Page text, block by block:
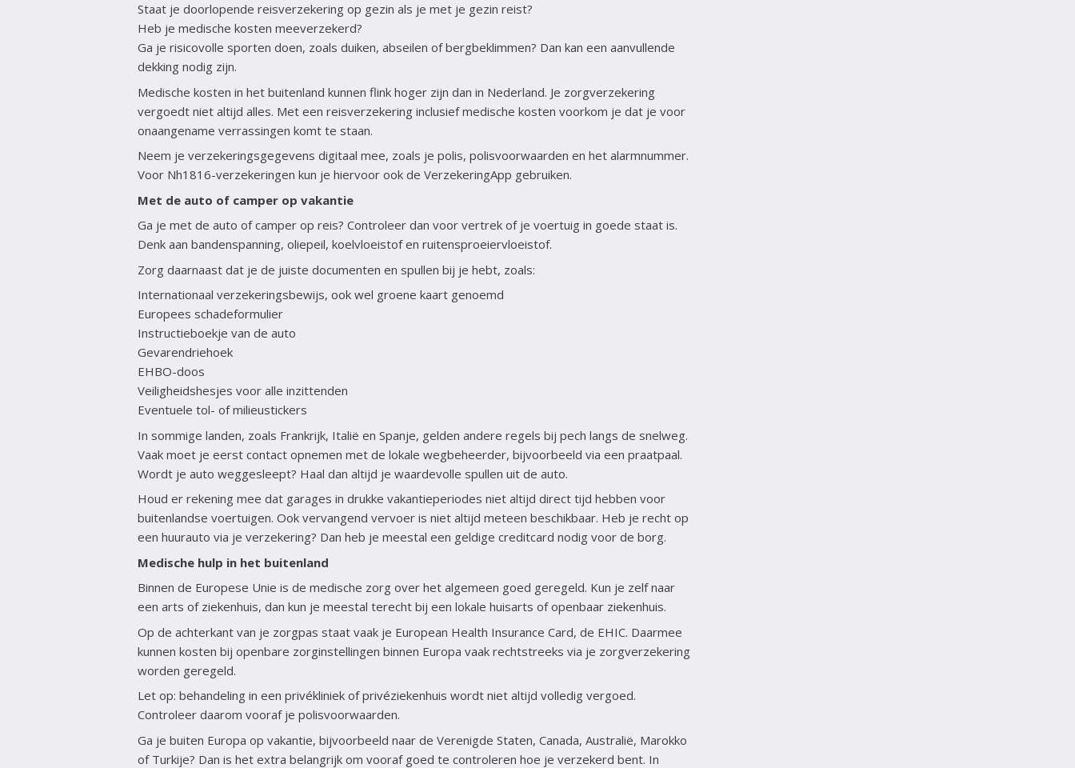
Staat je doorlopende reisverzekering op gezin als je met je gezin reist?
Heb je medische kosten meeverzekerd?
Ga je risicovolle sporten doen, zoals duiken, abseilen of bergbeklimmen? Dan kan een aanvullende
dekking nodig zijn.
Medische kosten in het buitenland kunnen flink hoger zijn dan in Nederland. Je zorgverzekering
vergoedt niet altijd alles. Met een reisverzekering inclusief medische kosten voorkom je dat je voor
onaangename verrassingen komt te staan.
Neem je verzekeringsgegevens digitaal mee, zoals je polis, polisvoorwaarden en het alarmnummer.
Voor Nh1816-verzekeringen kun je hiervoor ook de VerzekeringApp gebruiken.
Met de auto of camper op vakantie
Ga je met de auto of camper op reis? Controleer dan voor vertrek of je voertuig in goede staat is.
Denk aan bandenspanning, oliepeil, koelvloeistof en ruitensproeiervloeistof.
Zorg daarnaast dat je de juiste documenten en spullen bij je hebt, zoals:
Internationaal verzekeringsbewijs, ook wel groene kaart genoemd
Europees schadeformulier
Instructieboekje van de auto
Gevarendriehoek
EHBO-doos
Veiligheidshesjes voor alle inzittenden
Eventuele tol- of milieustickers
In sommige landen, zoals Frankrijk, Italië en Spanje, gelden andere regels bij pech langs de snelweg.
Vaak moet je eerst contact opnemen met de lokale wegbeheerder, bijvoorbeeld via een praatpaal.
Wordt je auto weggesleept? Haal dan altijd je waardevolle spullen uit de auto.
Houd er rekening mee dat garages in drukke vakantieperiodes niet altijd direct tijd hebben voor
buitenlandse voertuigen. Ook vervangend vervoer is niet altijd meteen beschikbaar. Heb je recht op
een huurauto via je verzekering? Dan heb je meestal een geldige creditcard nodig voor de borg.
Medische hulp in het buitenland
Binnen de Europese Unie is de medische zorg over het algemeen goed geregeld. Kun je zelf naar
een arts of ziekenhuis, dan kun je meestal terecht bij een lokale huisarts of openbaar ziekenhuis.
Op de achterkant van je zorgpas staat vaak je European Health Insurance Card, de EHIC. Daarmee
kunnen kosten bij openbare zorginstellingen binnen Europa vaak rechtstreeks via je zorgverzekering
worden geregeld.
Let op: behandeling in een privékliniek of privéziekenhuis wordt niet altijd volledig vergoed.
Controleer daarom vooraf je polisvoorwaarden.
Ga je buiten Europa op vakantie, bijvoorbeeld naar de Verenigde Staten, Canada, Australië, Marokko
of Turkije? Dan is het extra belangrijk om vooraf goed te controleren hoe je verzekerd bent. In